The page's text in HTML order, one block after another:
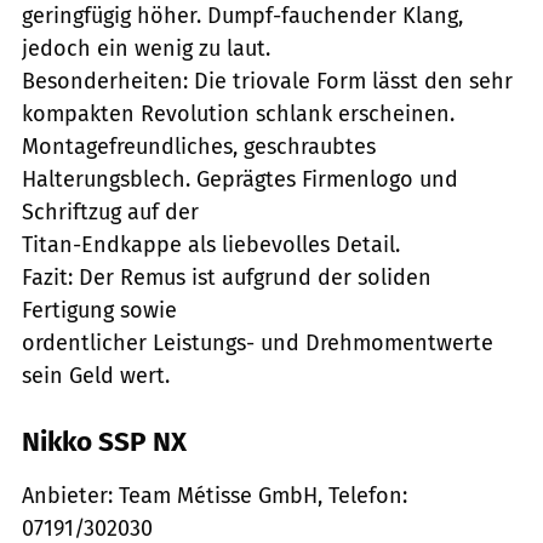
geringfügig höher. Dumpf-fauchender Klang,
jedoch ein wenig zu laut.
Besonderheiten: Die triovale Form lässt den sehr
kompakten Revolution schlank erscheinen.
Montagefreundliches, geschraubtes
Halterungsblech. Geprägtes Firmenlogo und
Schriftzug auf der
Titan-Endkappe als liebevolles Detail.
Fazit: Der Remus ist aufgrund der soliden
Fertigung sowie
ordentlicher Leistungs- und Drehmomentwerte
sein Geld wert.
Nikko SSP NX
Anbieter: Team Métisse GmbH, Telefon:
07191/302030